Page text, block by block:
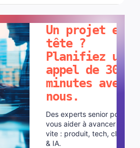
Un projet en
tête ?
Planifiez un
appel de 30
minutes avec
nous.
Des experts senior pour
vous aider à avancer plus
vite : produit, tech, cloud
& IA.